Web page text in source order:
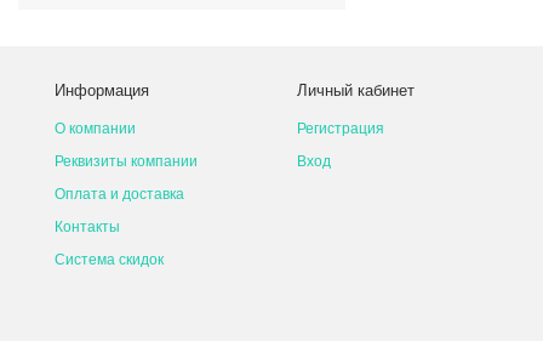
Информация
О компании
Реквизиты компании
Оплата и доставка
Контакты
Система скидок
Личный кабинет
Регистрация
Вход